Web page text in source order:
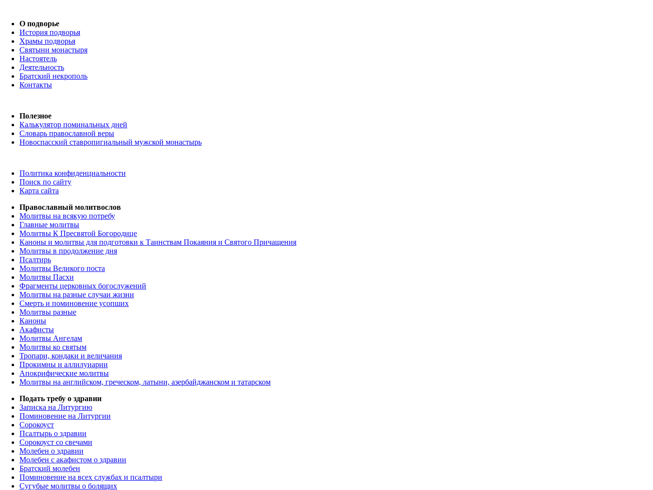
О подворье
История подворья
Храмы подворья
Святыни монастыря
Настоятель
Деятельность
Братский некрополь
Контакты
Полезное
Калькулятор поминальных дней
Словарь православной веры
Новоспасский ставропигиальный мужской монастырь
Политика конфиденциальности
Поиск по сайту
Карта сайта
Православный молитвослов
Молитвы на всякую потребу
Главные молитвы
Молитвы К Пресвятой Богородице
Каноны и молитвы для подготовки к Таинствам Покаяния и Святого Причащения
Молитвы в продолжение дня
Псалтирь
Молитвы Великого поста
Молитвы Пасхи
Фрагменты церковных богослужений
Молитвы на разные случаи жизни
Смерть и поминовение усопших
Молитвы разные
Каноны
Акафисты
Молитвы Ангелам
Молитвы ко святым
Тропари, кондаки и величания
Прокимны и аллилуиарии
Апокрифические молитвы
Молитвы на английском, греческом, латыни, азербайджанском и татарском
Подать требу о здравии
Записка на Литургию
Поминовение на Литургии
Сорокоуст
Псалтырь о здравии
Сорокоуст со свечами
Молебен о здравии
Молебен с акафистом о здравии
Братский молебен
Поминовение на всех службах и псалтыри
Сугубые молитвы о болящих